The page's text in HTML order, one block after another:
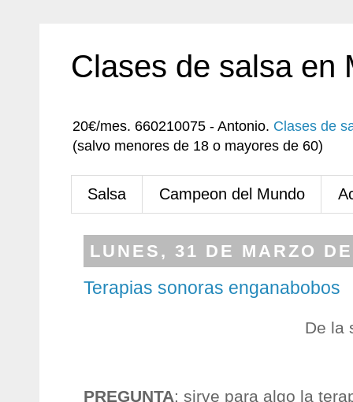
Clases de salsa en
20€/mes. 660210075 - Antonio. Clases de
(salvo menores de 18 o mayores de 60)
Salsa Campeon del Mundo
LUNES, 31 DE MARZO
Terapias sonoras enganabobos
De la
PREGUNTA: sirve para algo la